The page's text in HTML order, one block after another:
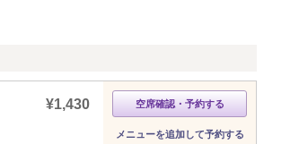
¥1,430 空席確認・予約する
メニューを追加して予約する